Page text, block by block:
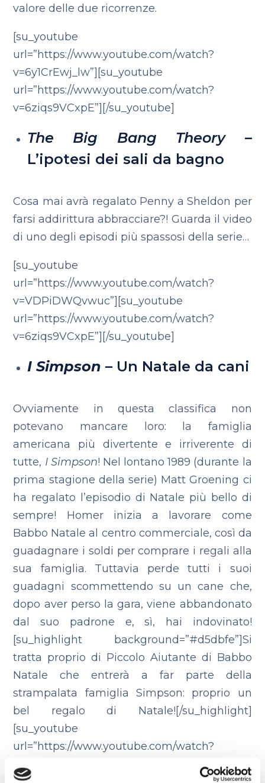
valore delle due ricorrenze.
[su_youtube
url=”https://www.youtube.com/watch?
v=6y1CrEwj_lw”][su_youtube
url=”https://www.youtube.com/watch?
v=6ziqs9VCxpE”][/su_youtube]
The Big Bang Theory–
L’ipotesi dei sali da bagno
Cosa mai avrà regalato Penny a Sheldon per
farsi addirittura abbracciare?! Guarda il video
di uno degli episodi più spassosi della serie…
[su_youtube
url=”https://www.youtube.com/watch?
v=VDPiDWQvwuc”][su_youtube
url=”https://www.youtube.com/watch?
v=6ziqs9VCxpE”][/su_youtube]
I Simpson – Un Natale da cani
Ovviamente in questa classifica non
potevano mancare loro: la famiglia
americana più divertente e irriverente di
tutte, I Simpson! Nel lontano 1989 (durante la
prima stagione della serie) Matt Groening ci
ha regalato l’episodio di Natale più bello di
sempre! Homer inizia a lavorare come
Babbo Natale al centro commerciale, così da
guadagnare i soldi per comprare i regali alla
sua famiglia. Tuttavia perde tutti i suoi
guadagni scommettendo su un cane che,
dopo aver perso la gara, viene abbandonato
dal suo padrone e, sì, hai indovinato!
[su_highlight background=”#d5dbfe”]Si
tratta proprio di Piccolo Aiutante di Babbo
Natale che entrerà a far parte della
strampalata famiglia Simpson: proprio un
bel regalo di Natale![/su_highlight]
[su_youtube
url=”https://www.youtube.com/watch?